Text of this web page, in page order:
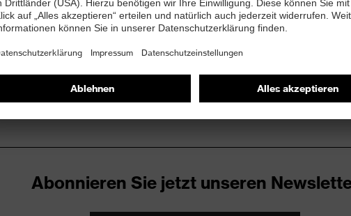
Abonnieren Sie jetzt unseren